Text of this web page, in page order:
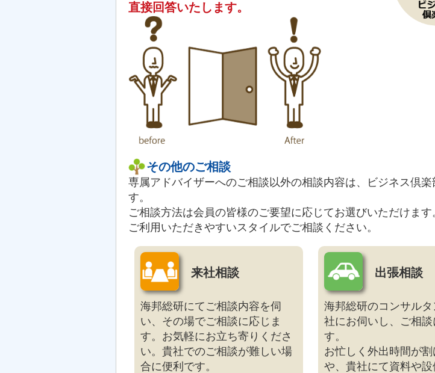
直接回答いたします。
その他のご相談
専属アドバイザーへのご相談以外の相談内容は、ビジネス倶
す。
ご相談方法は会員の皆様のご要望に応じてお選びいただけます
ご利用いただきやすいスタイルでご相談ください。
来社相談
海邦総研にてご相談内容を伺
い、その場でご相談に応じま
す。お気軽にお立ち寄りくださ
い。貴社でのご相談が難しい場
合に便利です。
出張相談
海邦総研のコンサル
社にお伺いし、ご相談
す。
お忙しく外出時間が
や、貴社にて資料や